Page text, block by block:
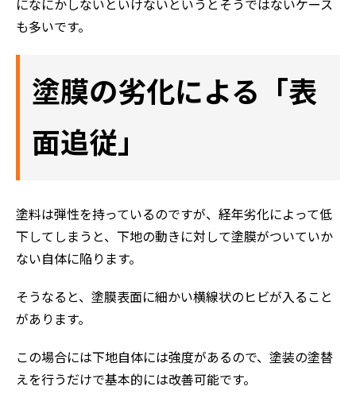
会社案内
選ばれる理由
になにかしないといけないというとそうではないケース
も多いです。
塗膜の劣化による「表
面追従」
塗料は弾性を持っているのですが、経年劣化によって低
下してしまうと、下地の動きに対して塗膜がついていか
ない自体に陥ります。
そうなると、塗膜表面に細かい横線状のヒビが入ること
があります。
この場合には下地自体には強度があるので、塗装の塗替
えを行うだけで基本的には改善可能です。